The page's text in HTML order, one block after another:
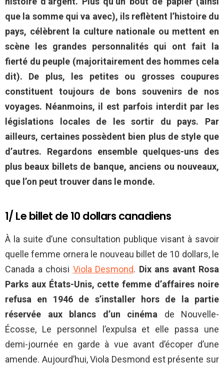
que la somme qui va avec), ils reflètent l’histoire du
pays, célèbrent la culture nationale ou mettent en
scène les grandes personnalités qui ont fait la
fierté du peuple (majoritairement des hommes cela
dit). De plus, les petites ou grosses coupures
constituent toujours de bons souvenirs de nos
voyages. Néanmoins, il est parfois interdit par les
législations locales de les sortir du pays. Par
ailleurs, certaines possèdent bien plus de style que
d’autres. Regardons ensemble quelques-uns des
plus beaux billets de banque, anciens ou nouveaux,
que l’on peut trouver dans le monde.
1/ Le billet de 10 dollars canadiens
À la suite d’une consultation publique visant à savoir
quelle femme ornera le nouveau billet de 10 dollars, le
Canada a choisi Viola Desmond. Dix ans avant Rosa
Parks aux États-Unis, cette femme d’affaires noire
refusa en 1946 de s’installer hors de la partie
réservée aux blancs d’un cinéma de Nouvelle-
Écosse, Le personnel l’expulsa et elle passa une
demi-journée en garde à vue avant d’écoper d’une
amende. Aujourd’hui, Viola Desmond est présente sur